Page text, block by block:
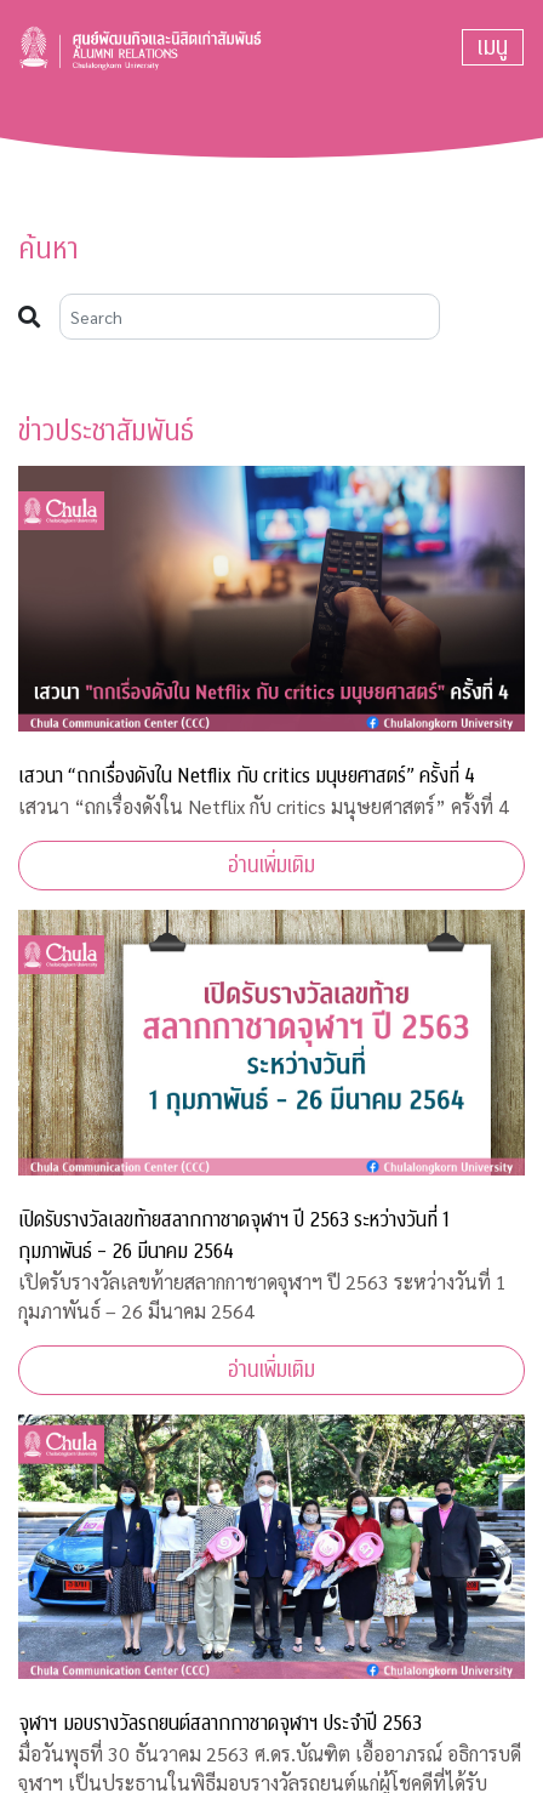
เมนู
ค้นหา
ข่าวประชาสัมพันธ์
เสวนา “ถกเรื่องดังใน Netflix กับ critics มนุษยศาสตร์” ครั้งที่ 4
เสวนา “ถกเรื่องดังใน Netflix กับ critics มนุษยศาสตร์” ครั้งที่ 4
อ่านเพิ่มเติม
เปิดรับรางวัลเลขท้ายสลากกาชาดจุฬาฯ ปี 2563 ระหว่างวันที่ 1
กุมภาพันธ์ – 26 มีนาคม 2564
เปิดรับรางวัลเลขท้ายสลากกาชาดจุฬาฯ ปี 2563 ระหว่างวันที่ 1
กุมภาพันธ์ – 26 มีนาคม 2564
อ่านเพิ่มเติม
จุฬาฯ มอบรางวัลรถยนต์สลากกาชาดจุฬาฯ ประจำปี 2563
มื่อวันพุธที่ 30 ธันวาคม 2563 ศ.ดร.บัณฑิต เอื้ออาภรณ์ อธิการบดี
จุฬาฯ เป็นประธานในพิธีมอบรางวัลรถยนต์แก่ผู้โชคดีที่ได้รับ